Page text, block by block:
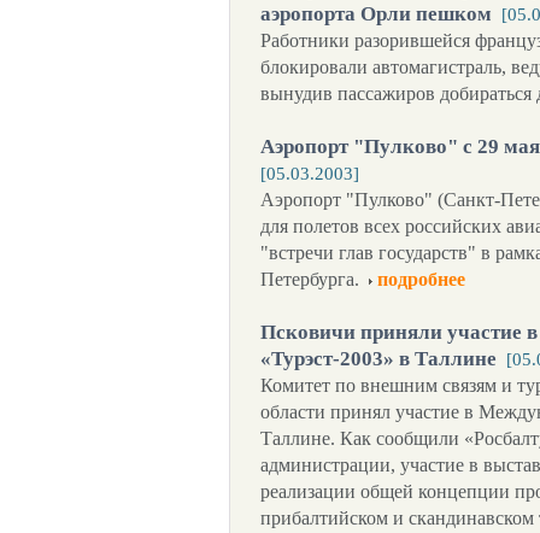
аэропорта Орли пешком
Работники разорившейся
блокировали автомагистраль,
вынудив пассажиров
Аэропорт "Пулково" с 29
[05.03.2003]
Аэропорт "Пулково" (Санкт-
для полетов всех российских
"встречи глав государств" в
Петербурга.
подробнее
Псковичи приняли участие
«Турэст-2003» в Таллине
Комитет по внешним связям и
области принял участие в
Таллине. Как сообщили
администрации, участие в
реализации общей концепции
прибалтийском и